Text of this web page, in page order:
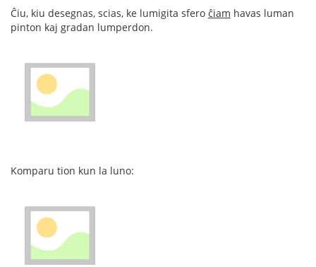
Ĉiu, kiu desegnas, scias, ke lumigita sfero ĉiam havas luman
pinton kaj gradan lumperdon.
Komparu tion kun la luno: